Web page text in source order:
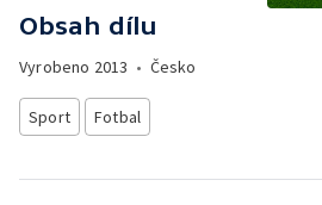
Obsah dílu
Vyrobeno 2013 • Česko
Sport Fotbal